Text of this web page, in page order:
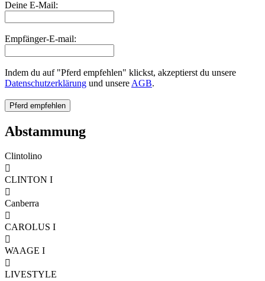
Deine E-Mail:
Empfänger-E-mail:
Indem du auf "Pferd empfehlen" klickst, akzeptierst du unsere
Datenschutzerklärung und unsere AGB.
Abstammung
Clintolino

CLINTON I

Canberra

CAROLUS I

WAAGE I

LIVESTYLE